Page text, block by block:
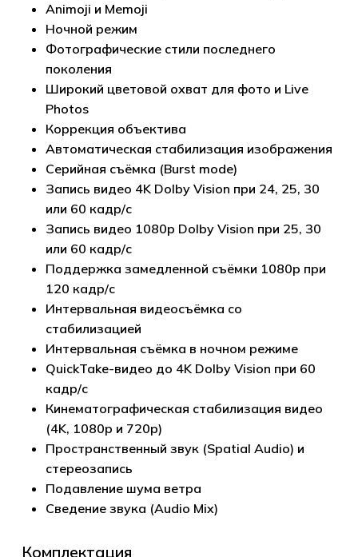
Animoji и Memoji
Ночной режим
Фотографические стили последнего
поколения
Широкий цветовой охват для фото и Live
Photos
Коррекция объектива
Автоматическая стабилизация изображения
Серийная съёмка (Burst mode)
Запись видео 4K Dolby Vision при 24, 25, 30
или 60 кадр/с
Запись видео 1080p Dolby Vision при 25, 30
или 60 кадр/с
Поддержка замедленной съёмки 1080p при
120 кадр/с
Интервальная видеосъёмка со
стабилизацией
Интервальная съёмка в ночном режиме
QuickTake-видео до 4K Dolby Vision при 60
кадр/с
Кинематографическая стабилизация видео
(4K, 1080p и 720p)
Пространственный звук (Spatial Audio) и
стереозапись
Подавление шума ветра
Сведение звука (Audio Mix)
Комплектация